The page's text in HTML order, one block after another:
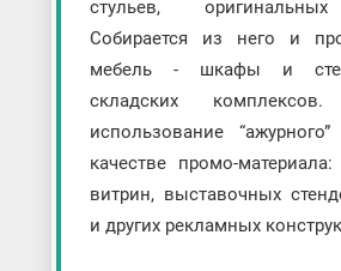
стульев,
Собирается из него и
мебель - шкафы и
складских комплексов.
использование
качестве промо-
витрин, выставочных
и других рекламных